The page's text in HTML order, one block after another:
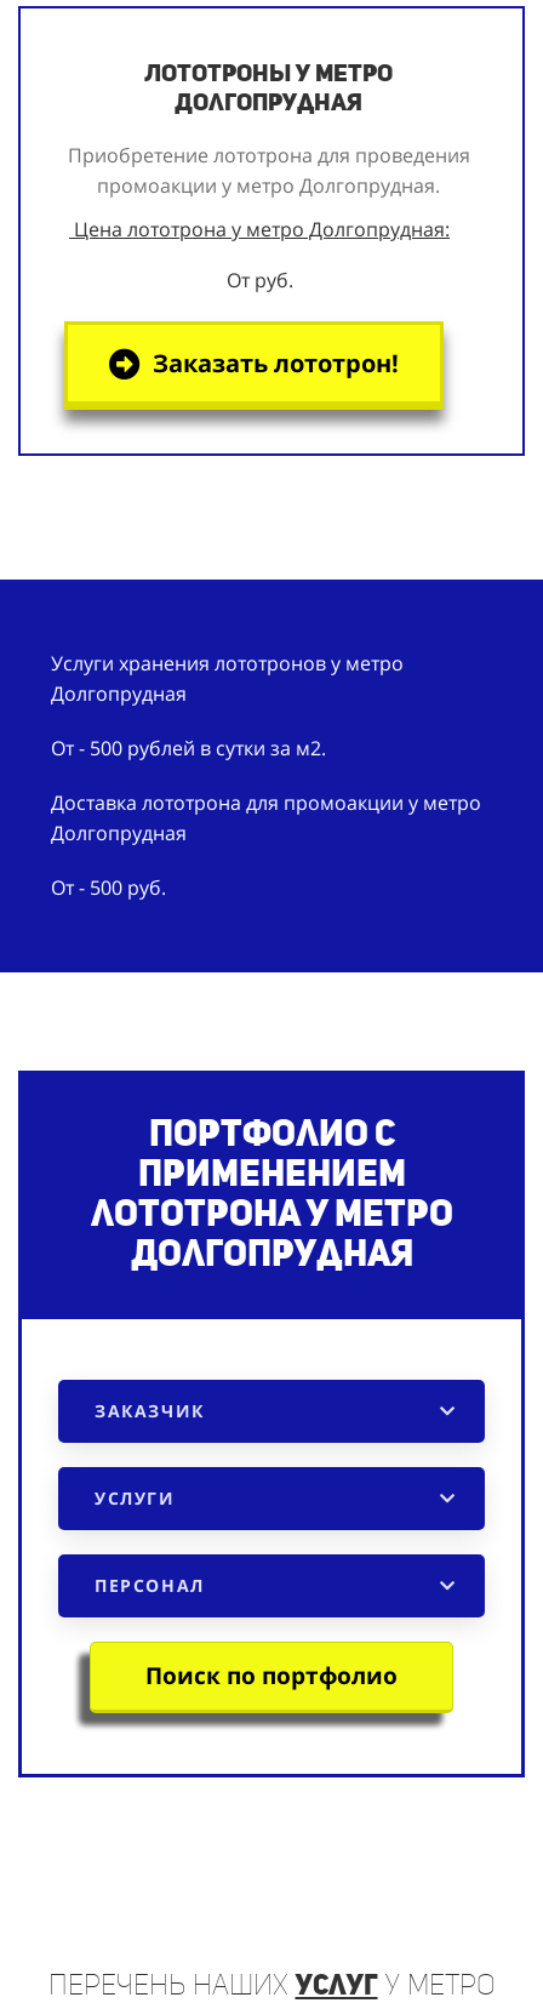
Лототроны у метро
Долгопрудная
Приобретение лототрона для проведения
промоакции у метро Долгопрудная.
Цена лототрона у метро Долгопрудная:
От руб.
Заказать лототрон!
Услуги хранения лототронов у метро
Долгопрудная
От - 500 рублей в сутки за м2.
Доставка лототрона для промоакции у метро
Долгопрудная
От - 500 руб.
Портфолио с
применением
лототронау метро
Долгопрудная
ЗАКАЗЧИК
УСЛУГИ
ПЕРСОНАЛ
Поиск по портфолио
Перечень нашихуслугу метро